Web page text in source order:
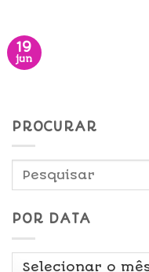
19
jun
PROCURAR
POR DATA
Por